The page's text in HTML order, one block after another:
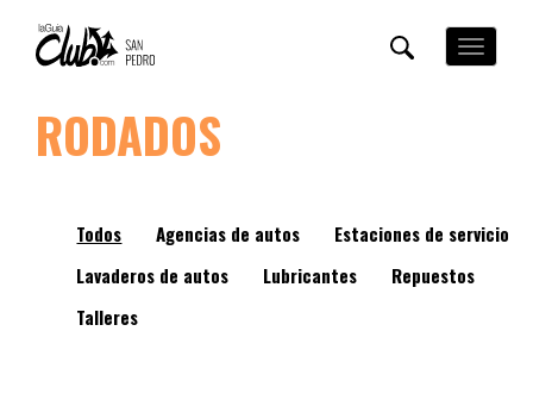
contenido
Toggle
navigation
RODADOS
Todos Agencias de autos
Estaciones de servicio
Lavaderos de autos
Lubricantes
Repuestos
Talleres